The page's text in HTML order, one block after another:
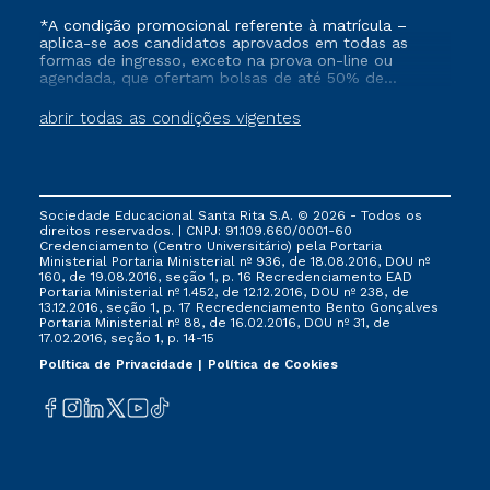
abrir todas as condições vigentes
*A condição promocional referente à matrícula –
aplica-se aos candidatos aprovados em todas as
formas de ingresso, exceto na prova on-line ou
agendada, que ofertam bolsas de até 50% de
que ainda não tenham efetivado e/ou não tenham
cancelado ou trancado sua matrícula em uma das
FIES, Prouni e outros programas governamentais, e
não se acumula com nenhuma outra campanha
ofertada pela Instituição.
Sociedade Educacional Santa Rita S.A. © 2026 - Todos os
direitos reservados. | CNPJ: 91.109.660/0001-60
Credenciamento (Centro Universitário) pela Portaria
Ministerial Portaria Ministerial nº 936, de 18.08.2016, DOU nº
160, de 19.08.2016, seção 1, p. 16 Recredenciamento EAD
Portaria Ministerial nº 1.452, de 12.12.2016, DOU nº 238, de
13.12.2016, seção 1, p. 17 Recredenciamento Bento Gonçalves
Portaria Ministerial nº 88, de 16.02.2016, DOU nº 31, de
17.02.2016, seção 1, p. 14-15
Política de Privacidade
Política de Cookies